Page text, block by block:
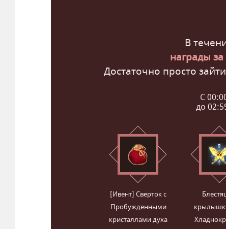
В
награды
Достаточно просто
С
до
[Ивент] Сверток с
Пробужденными
кристаллами духа